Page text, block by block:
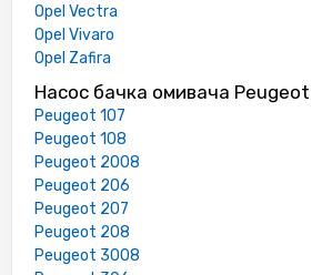
Opel Vectra
Opel Vivaro
Opel Zafira
Насос бачка омивача Peugeot
Peugeot 107
Peugeot 108
Peugeot 2008
Peugeot 206
Peugeot 207
Peugeot 208
Peugeot 3008